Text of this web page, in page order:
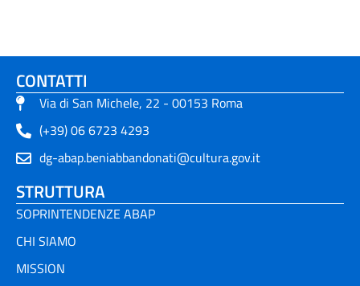
CONTATTI
Via di San Michele, 22 - 00153 Roma
(+39) 06 6723 4293
dg-abap.beniabbandonati@cultura.gov.it
STRUTTURA
SOPRINTENDENZE ABAP
CHI SIAMO
MISSION